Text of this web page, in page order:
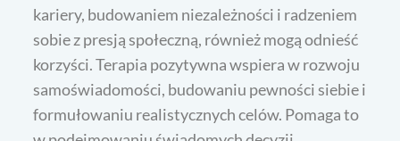
kariery, budowaniem niezależności i radzeniem
sobie z presją społeczną, również mogą odnieść
korzyści. Terapia pozytywna wspiera w rozwoju
samoświadomości, budowaniu pewności siebie i
formułowaniu realistycznych celów. Pomaga to